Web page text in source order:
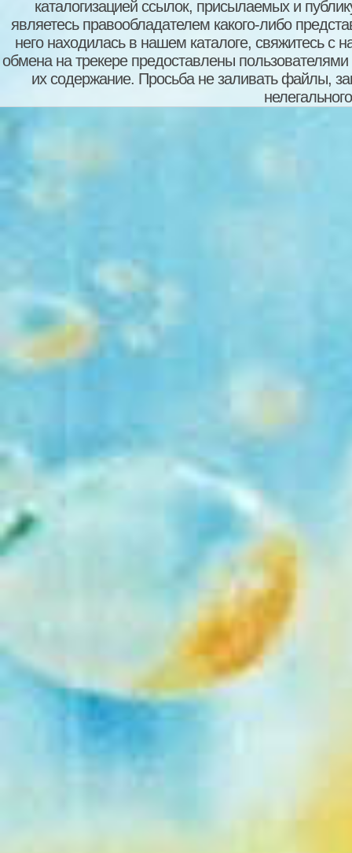
каталогизацией ссылок, присылаемых и
являетесь правообладателем какого-либо
него находилась в нашем каталоге, свяжитесь
обмена на трекере предоставлены пользователями
их содержание. Просьба не заливать файлы,